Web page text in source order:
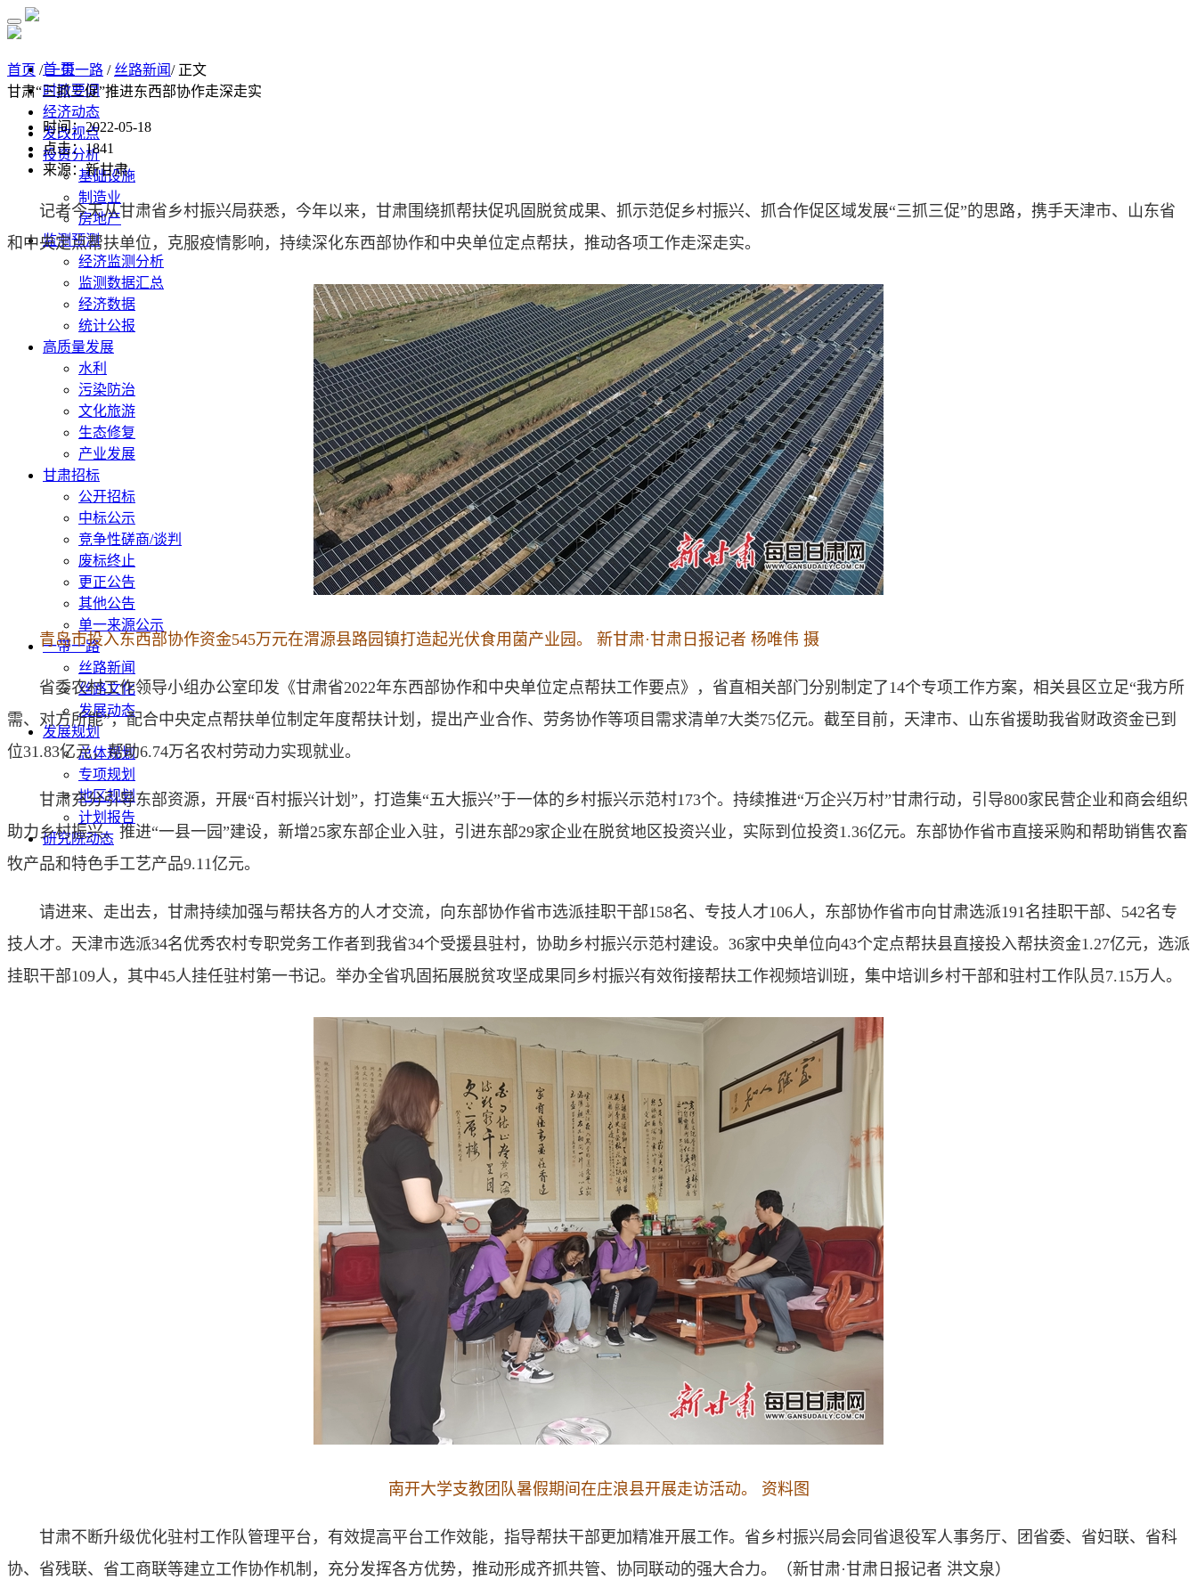
首 页
时政要闻
经济动态
发改视点
投资分析
基础设施
制造业
房地产
监测预测
经济监测分析
监测数据汇总
经济数据
统计公报
高质量发展
水利
污染防治
文化旅游
生态修复
产业发展
甘肃招标
公开招标
中标公示
竞争性磋商/谈判
废标终止
更正公告
其他公告
单一来源公示
一带一路
丝路新闻
丝路文化
发展动态
发展规划
总体规划
专项规划
地区规划
计划报告
研究院动态
首页 /一带一路 / 丝路新闻/ 正文
甘肃“三抓三促”推进东西部协作走深走实
时间：2022-05-18
点击：1841
来源：新甘肃
记者今天从甘肃省乡村振兴局获悉，今年以来，甘肃围绕抓帮扶促巩固脱贫成果、抓示范促乡村振兴、抓合作促区域发展“三抓三促”的思路，携手天津市、山东省
和中央定点帮扶单位，克服疫情影响，持续深化东西部协作和中央单位定点帮扶，推动各项工作走深走实。
青岛市投入东西部协作资金545万元在渭源县路园镇打造起光伏食用菌产业园。 新甘肃·甘肃日报记者 杨唯伟 摄
省委农村工作领导小组办公室印发《甘肃省2022年东西部协作和中央单位定点帮扶工作要点》，省直相关部门分别制定了14个专项工作方案， 相关县区立足“我方所
需、对方所能”，配合中央定点帮扶单位制定年度帮扶计划，提出产业合作、劳务协作等项目需求清单7大类75亿元。 截至目前，天津市、山东省援助我省财政资金已到
位31.83亿元，帮助6.74万名农村劳动力实现就业。
甘肃充分引导东部资源， 开展“百村振兴计划”，打造集“五大振兴”于一体的乡村振兴示范村173个。持续推进“万企兴万村”甘肃行动，引导800家民营企业和商会组织
助力乡村振兴。 推进“一县一园”建设，新增25家东部企业入驻，引进东部29家企业在脱贫地区投资兴业，实际到位投资1.36亿元。 东部协作省市直接采购和帮助销售农畜
牧产品和特色手工艺产品9.11亿元。
请进来、走出去，甘肃持续加强与帮扶各方的人才交流，向东部协作省市选派挂职干部158名、专技人才106人，东部协作省市向甘肃选派191名挂职干部、542名专
技人才。天津市选派34名优秀农村专职党务工作者到我省34个受援县驻村，协助乡村振兴示范村建设。36家中央单位向43个定点帮扶县直接投入帮扶资金1.27亿元，选派
挂职干部109人，其中45人挂任驻村第一书记。 举办全省巩固拓展脱贫攻坚成果同乡村振兴有效衔接帮扶工作视频培训班，集中培训乡村干部和驻村工作队员7.15万人。
南开大学支教团队暑假期间在庄浪县开展走访活动。 资料图
甘肃不断升级优化驻村工作队管理平台，有效提高平台工作效能，指导帮扶干部更加精准开展工作。 省乡村振兴局会同省退役军人事务厅、团省委、省妇联、省科
协、省残联、省工商联等建立工作协作机制，充分发挥各方优势，推动形成齐抓共管、协同联动的强大合力。
（新甘肃·甘肃日报记者 洪文泉）